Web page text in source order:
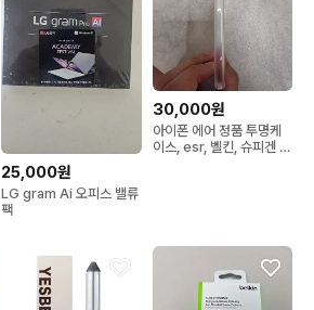
25,000원
LG gram Ai 오피스 밸류
팩
30,000원
아이폰 에어 정품 투명케
이스, esr, 벨킨, 슈피겐 케